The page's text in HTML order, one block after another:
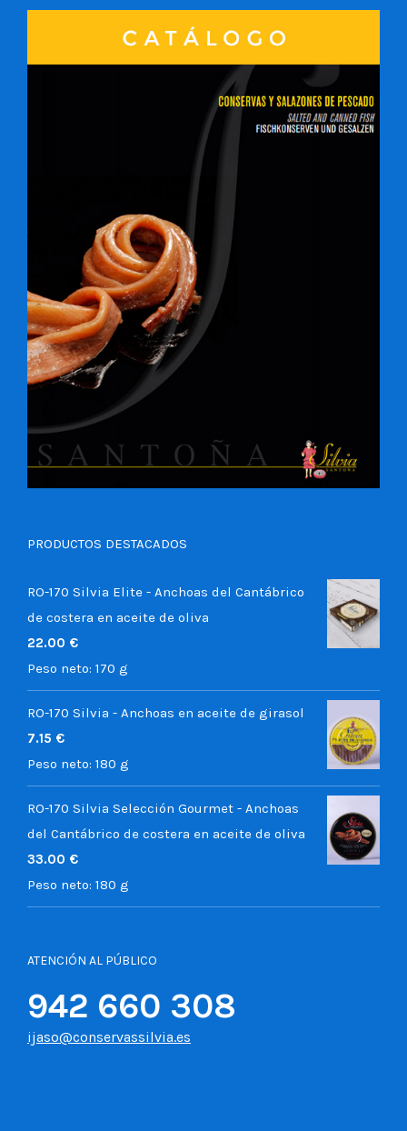
PRODUCTOS DESTACADOS
RO-170 Silvia Elite - Anchoas del Cantábrico
de costera en aceite de oliva
22.00 €
Peso neto: 170 g
RO-170 Silvia - Anchoas en aceite de girasol
7.15 €
Peso neto: 180 g
RO-170 Silvia Selección Gourmet - Anchoas
del Cantábrico de costera en aceite de oliva
33.00 €
Peso neto: 180 g
ATENCIÓN AL PÚBLICO
942 660 308
ijaso@conservassilvia.es